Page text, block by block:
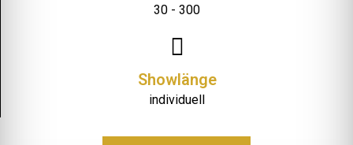
30 - 300
Showlänge
individuell